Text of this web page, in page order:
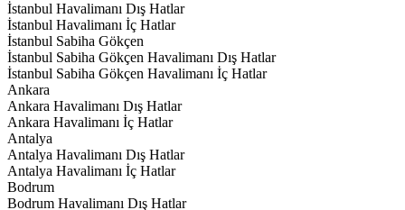
İstanbul Havalimanı Dış Hatlar
İstanbul Havalimanı İç Hatlar
İstanbul Sabiha Gökçen
İstanbul Sabiha Gökçen Havalimanı Dış Hatlar
İstanbul Sabiha Gökçen Havalimanı İç Hatlar
Ankara
Ankara Havalimanı Dış Hatlar
Ankara Havalimanı İç Hatlar
Antalya
Antalya Havalimanı Dış Hatlar
Antalya Havalimanı İç Hatlar
Bodrum
Bodrum Havalimanı Dış Hatlar